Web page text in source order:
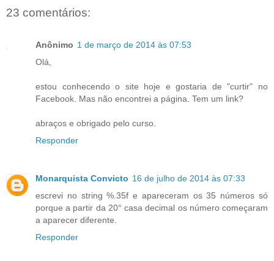
23 comentários:
Anônimo 1 de março de 2014 às 07:53
Olá,
estou conhecendo o site hoje e gostaria de "curtir" no
Facebook. Mas não encontrei a página. Tem um link?
abraços e obrigado pelo curso.
Responder
Monarquista Convicto 16 de julho de 2014 às 07:33
escrevi no string %.35f e apareceram os 35 números só
porque a partir da 20° casa decimal os número começaram
a aparecer diferente.
Responder